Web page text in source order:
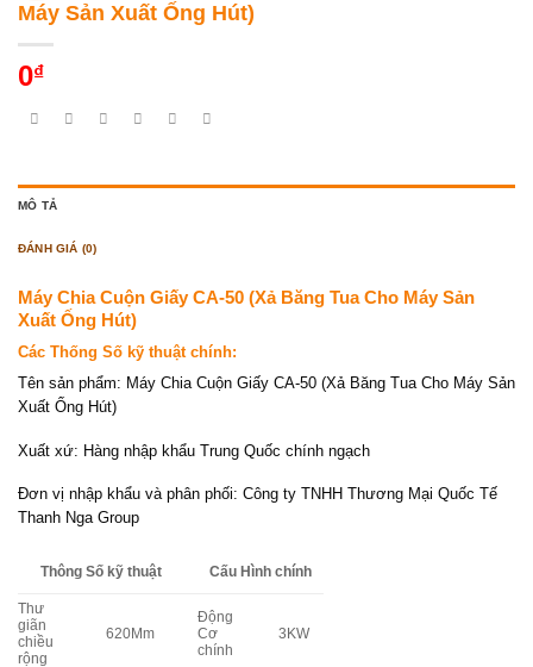
Máy Sản Xuất Ống Hút)
0₫
MÔ TẢ
ĐÁNH GIÁ (0)
Máy Chia Cuộn Giấy CA-50 (Xả Băng Tua Cho Máy Sản
Xuất Ống Hút)
Các Thống Số kỹ thuật chính:
Tên sản phẩm: Máy Chia Cuộn Giấy CA-50 (Xả Băng Tua Cho Máy Sản
Xuất Ống Hút)
Xuất xứ: Hàng nhập khẩu Trung Quốc chính ngạch
Đơn vị nhập khẩu và phân phối: Công ty TNHH Thương Mại Quốc Tế
Thanh Nga Group
Thông Số kỹ thuật Cấu Hình chính
Thư
giãn
chiều
rộng
620Mm
Động
Cơ
chính
3KW